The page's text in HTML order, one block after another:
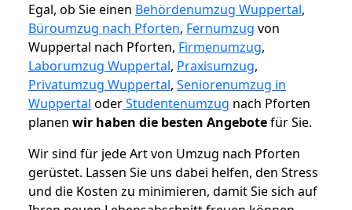
Egal, ob Sie einen Behördenumzug Wuppertal,
Büroumzug nach Pforten, Fernumzug von
Wuppertal nach Pforten, Firmenumzug,
Laborumzug Wuppertal, Praxisumzug,
Privatumzug Wuppertal, Seniorenumzug in
Wuppertal oderStudentenumzug nach Pforten
planen wir haben die besten Angebotefür Sie.
Wir sind für jede Art von Umzug nach Pforten
gerüstet. Lassen Sie uns dabei helfen, den Stress
und die Kosten zu minimieren, damit Sie sich auf